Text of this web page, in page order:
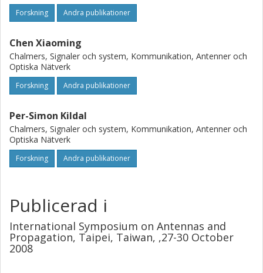
Forskning Andra publikationer
Chen Xiaoming
Chalmers, Signaler och system, Kommunikation, Antenner och
Optiska Nätverk
Forskning Andra publikationer
Per-Simon Kildal
Chalmers, Signaler och system, Kommunikation, Antenner och
Optiska Nätverk
Forskning Andra publikationer
Publicerad i
International Symposium on Antennas and
Propagation, Taipei, Taiwan, ,27-30 October
2008